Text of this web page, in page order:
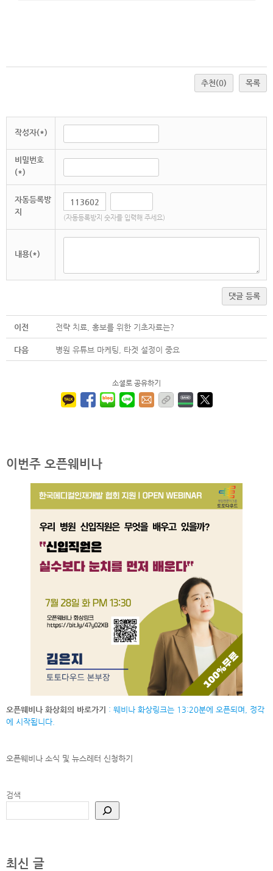
추천(0) 목록
작성자(*)
비밀번호
(*)
자동등록방
지
(자동등록방지 숫자를 입력해 주세요)
내용(*)
댓글 등록
이전 전략 치료, 홍보를 위한 기초자료는?
다음 병원 유튜브 마케팅, 타겟 설정이 중요
소셜로 공유하기
이번주 오픈웨비나
오픈웨비나 화상회의 바로가기 : 웨비나 화상링크는 13:20분에 오픈되며, 정각
에 시작됩니다.
오픈웨비나 소식 및 뉴스레터 신청하기
검색
최신 글